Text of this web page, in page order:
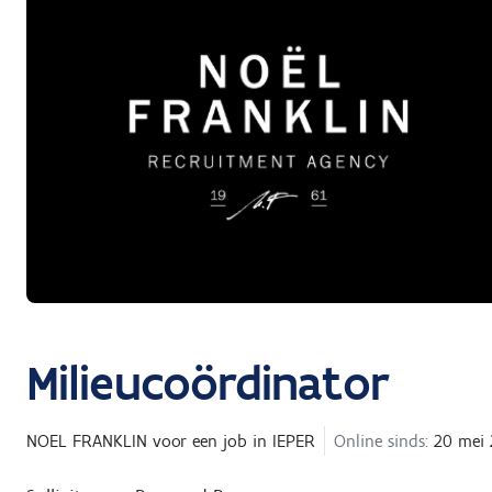
Milieucoördinator
NOEL FRANKLIN voor een job in IEPER Online sinds: 20 mei